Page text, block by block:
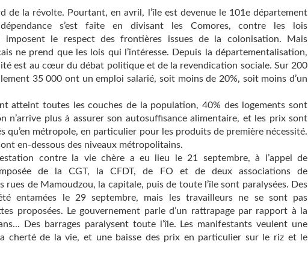
de la révolte. Pourtant, en avril, l’île est devenue le 101e département
s’est faite en divisant les Comores, contre les lois
imposent le respect des frontières issues de la colonisation. Mais
ne prend que les lois qui l’intéresse. Depuis la départementalisation,
est au cœur du débat politique et de la revendication sociale. Sur 200
35 000 ont un emploi salarié, soit moins de 20%, soit moins d’un
atteint toutes les couches de la population, 40% des logements sont
n’arrive plus à assurer son autosuffisance alimentaire, et les prix sont
qu’en métropole, en particulier pour les produits de première nécessité.
en-dessous des niveaux métropolitains.
contre la vie chère a eu lieu le 21 septembre, à l’appel de
de la CGT, la CFDT, de FO et de deux associations de
rues de Mamoudzou, la capitale, puis de toute l’île sont paralysées. Des
entamées le 29 septembre, mais les travailleurs ne se sont pas
proposées. Le gouvernement parle d’un rattrapage par rapport à la
Des barrages paralysent toute l’île. Les manifestants veulent une
cherté de la vie, et une baisse des prix en particulier sur le riz et le